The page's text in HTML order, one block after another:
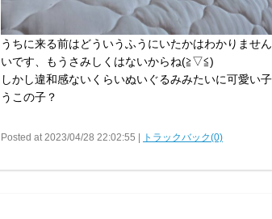
うちに来る前はどういうふうにいたかはわかりませ
いです、もうさみしくはないからね(≧▽≦)
しかし違和感ないくらいぬいぐるみみたいに可愛い
うこの子？
Posted at 2023/04/28 22:02:55 | トラックバック(0)